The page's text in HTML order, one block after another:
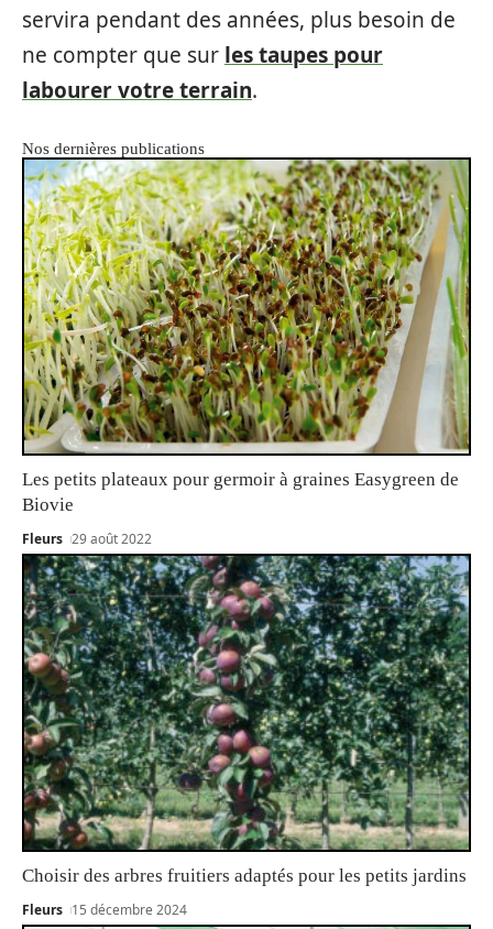
servira pendant des années, plus besoin de
ne compter que sur les taupes pour
labourer votre terrain.
Nos dernières publications
Les petits plateaux pour germoir à graines Easygreen de
Biovie
Fleurs 29 août 2022
Choisir des arbres fruitiers adaptés pour les petits jardins
Fleurs 15 décembre 2024